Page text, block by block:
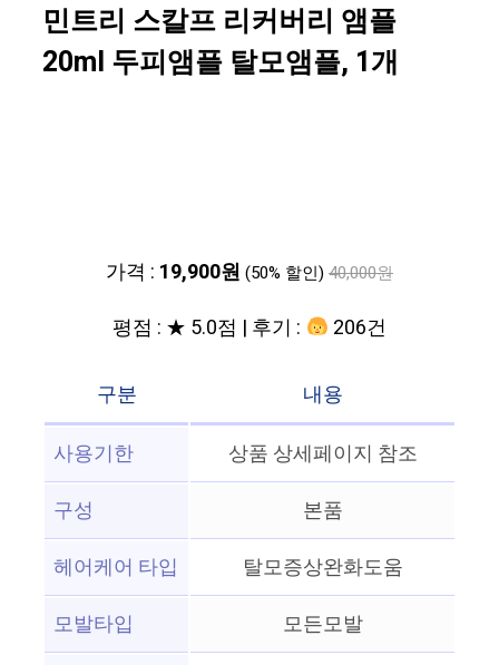
민트리 스칼프 리커버리 앰플
20ml 두피앰플 탈모앰플, 1개
가격 : 19,900원 (50% 할인) 40,000원
평점 : ★ 5.0점 | 후기 : 206건
구분
내용
사용기한
상품 상세페이지 참조
구성
본품
헤어케어 타입
탈모증상완화도움
모발타입
모든모발